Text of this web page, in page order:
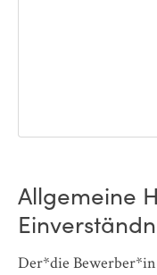
Allgemeine
Der*die Bewerber*in